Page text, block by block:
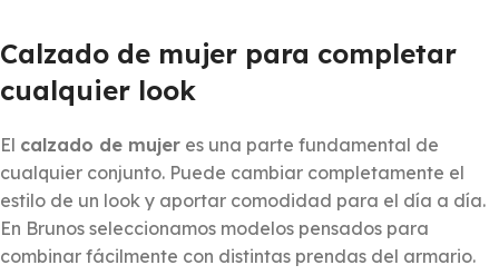
Calzado de mujer para completar
cualquier look
El calzado de mujer es una parte fundamental de
cualquier conjunto. Puede cambiar completamente el
estilo de un look y aportar comodidad para el día a día.
En Brunos seleccionamos modelos pensados para
combinar fácilmente con distintas prendas del armario.